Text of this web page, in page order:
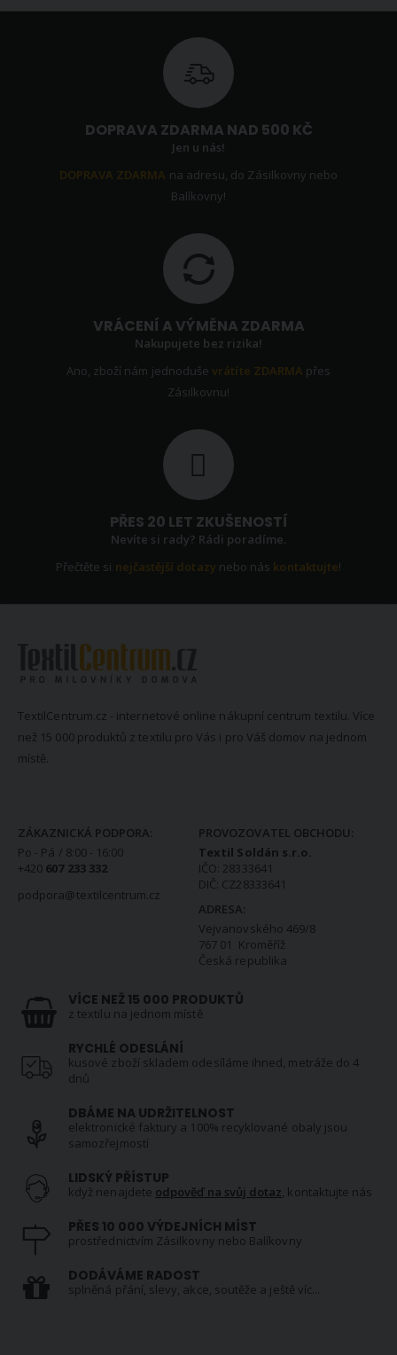
DOPRAVA ZDARMA NAD 500 KČ
Jen u nás!
DOPRAVA ZDARMA na adresu, do Zásilkovny nebo
Balíkovny!
VRÁCENÍ A VÝMĚNA ZDARMA
Nakupujete bez rizika!
Ano, zboží nám jednoduševrátíte ZDARMA přes
Zásilkovnu!
PŘES 20 LET ZKUŠENOSTÍ
Nevíte si rady? Rádi poradíme.
Přečtěte si nejčastější dotazy nebo nás kontaktujte!
TextilCentrum.cz - internetové online nákupní centrum textilu. Více
než 15 000 produktů z textilu pro Vás i pro Váš domov na jednom
místě.
ZÁKAZNICKÁ PODPORA:
Po - Pá / 8:00 - 16:00
+420 607 233 332
podpora@textilcentrum.cz
PROVOZOVATEL OBCHODU:
Textil Soldán s.r.o.
IČO: 28333641
DIČ: CZ28333641
ADRESA:
Vejvanovského 469/8
767 01 Kroměříž
Česká republika
VÍCE NEŽ 15 000 PRODUKTŮ
z textilu na jednom místě
RYCHLÉ ODESLÁNÍ
kusové zboží skladem odesíláme ihned, metráže do 4
dnů
DBÁME NA UDRŽITELNOST
elektronické faktury a 100% recyklované obaly jsou
samozřejmostí
LIDSKÝ PŘÍSTUP
když nenajdete odpověď na svůj dotaz , kontaktujte nás
PŘES 10 000 VÝDEJNÍCH MÍST
prostřednictvím Zásilkovny nebo Balíkovny
DODÁVÁME RADOST
splněná přání, slevy, akce, soutěže a ještě víc...